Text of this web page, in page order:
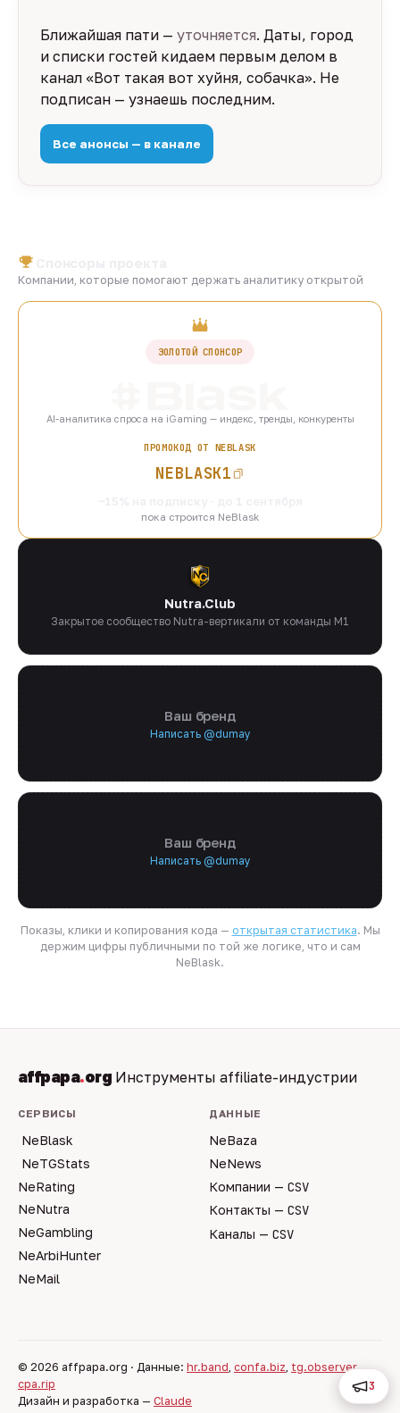
Ближайшая пати — уточняется. Даты, город
и списки гостей кидаем первым делом в
канал «Вот такая вот хуйня, собачка». Не
подписан — узнаешь последним.
Все анонсы — в канале
3
Компании, которые помогают держать аналитику открытой
ЗОЛОТОЙ СПОНСОР
AI-аналитика спроса на iGaming — индекс, тренды, конкуренты
ПРОМОКОД ОТ NEBLASK
NEBLASK1
пока строится NeBlask
Nutra.Club
Закрытое сообщество Nutra-вертикали от команды M1
Ваш бренд
Написать @dumay
Ваш бренд
Написать @dumay
Показы, клики и копирования кода — открытая статистика. Мы
держим цифры публичными по той же логике, что и сам
NeBlask.
affpapa.org Инструменты affiliate-индустрии
СЕРВИСЫ
NeBlask
NeTGStats
NeRating
NeNutra
NeGambling
NeArbiHunter
NeMail
ДАННЫЕ
NeBaza
NeNews
Компании — CSV
Контакты — CSV
Каналы — CSV
© 2026 affpapa.org · Данные: hr.band, confa.biz, tg.observer,
cpa.rip
Дизайн и разработка — Claude